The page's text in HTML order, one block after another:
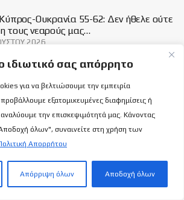
ιδιωτικό σας απόρρητο
για να βελτιώσουμε την εμπειρία
εξατομικευμένες διαφημίσεις ή
την επισκεψιμότητά μας. Κάνοντας
όλων", συναινείτε στη χρήση των
Απορρήτου
Απόρριψη όλων Αποδοχή όλων
Κύπρος-Ουκρανία 55-62: Δεν ήθελε ούτε
τους νεαρούς μας…
2026
ΑΠΟΕΛ «οδεύει» ο Παναγιώτης
με εντυπωσιακό Μαγνητοσκόπιο!
2026